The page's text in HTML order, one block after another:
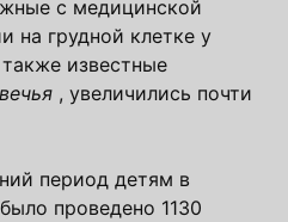
с медицинской
на грудной клетке у
известные
, увеличились почти
период детям в
проведено 1130